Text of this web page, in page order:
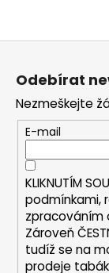
0,8
98
Z
Odebírat
Nezmeškejte
E-mail
KLIKNUTÍM
podmínkami,
zpracováním
Zároveň
tudíž se na
prodeje